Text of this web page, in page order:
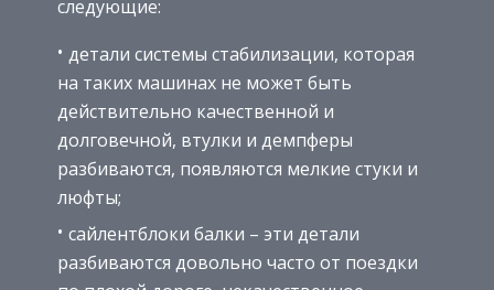
следующие:
детали системы стабилизации, которая
на таких машинах не может быть
действительно качественной и
долговечной, втулки и демпферы
разбиваются, появляются мелкие стуки и
люфты;
сайлентблоки балки – эти детали
разбиваются довольно часто от поездки